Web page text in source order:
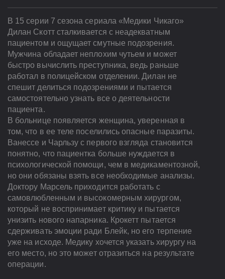
В 15 серии 7 сезона сериала «Медики Чикаго»
Дилан Скотт сталкивается с неадекватным
пациентом и ощущает смутные подозрения.
Мужчина обладает неплохим чутьем и может
быстро вычислить преступника, ведь раньше
работал в полицейском отделении. Дилан не
спешит делиться подозрениями и пытается
самостоятельно узнать все о деятельности
пациента.
В больнице появляется женщина, уверенная в
том, что в ее теле поселились опасные паразиты.
Ванессе и Чарльзу с первого взгляда становится
понятно, что пациентка больше нуждается в
психологической помощи, чем в медикаментозной,
но они обязаны взять все необходимые анализы.
Доктору Марсель приходится работать с
самовлюбленным и высокомерным хирургом,
который не воспринимает критику и пытается
унизить нового напарника. Крокетт пытается
сдерживать эмоции ради Блейк, но его терпение
уже на исходе. Медику хочется указать хирургу на
его место, но это может отразиться на результате
операции.